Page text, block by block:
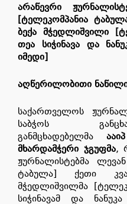
არაწევრი
[ტელეკომპანია
ბექა მჭედლიშვილი
თეა სიჭინავა და
იმედი]
აღწერილობითი
საქართველოს
საბჭოს
განმცხადებელმა ააიპ
მხარდამჭერი ჯგუფმა,
ჟურნალისტებმა
ტაბულა] ქეთი
მჭედლიშვილმა
სიჭინავამ და